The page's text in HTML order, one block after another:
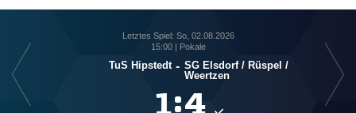
Letztes Spiel: So, 02.08.2026
15:00 | Pokale
TuS Hipstedt - SG Elsdorf /​ Rüspel /​
Weertzen
: